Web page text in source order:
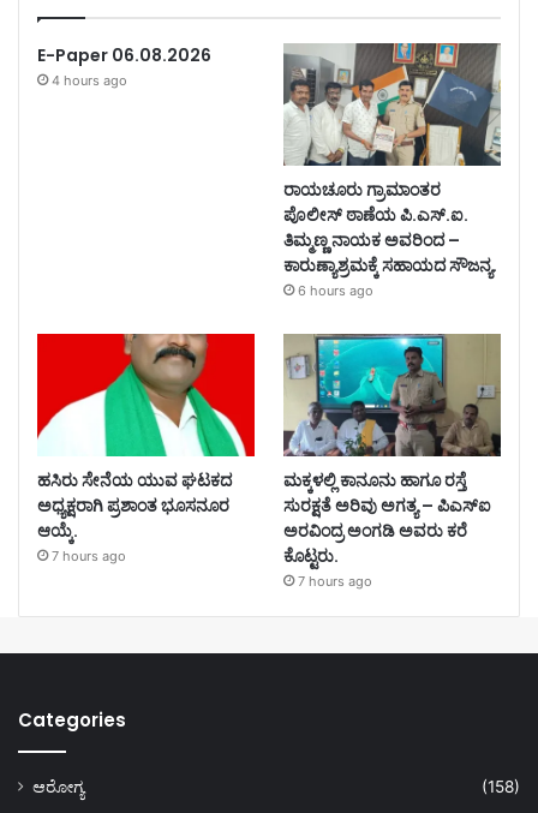
E-Paper 06.08.2026
4 hours ago
ರಾಯಚೂರು ಗ್ರಾಮಾಂತರ
ಪೊಲೀಸ್ ಠಾಣೆಯ ಪಿ.ಎಸ್.ಐ.
ತಿಮ್ಮಣ್ಣ ನಾಯಕ ಅವರಿಂದ –
ಕಾರುಣ್ಯಾಶ್ರಮಕ್ಕೆ ಸಹಾಯದ ಸೌಜನ್ಯ.
6 hours ago
ಹಸಿರು ಸೇನೆಯ ಯುವ ಘಟಕದ
ಅಧ್ಯಕ್ಷರಾಗಿ ಪ್ರಶಾಂತ ಭೂಸನೂರ
ಆಯ್ಕೆ.
7 hours ago
ಮಕ್ಕಳಲ್ಲಿ ಕಾನೂನು ಹಾಗೂ ರಸ್ತೆ
ಸುರಕ್ಷತೆ ಅರಿವು ಅಗತ್ಯ – ಪಿಎಸ್‌ಐ
ಅರವಿಂದ್ರ ಅಂಗಡಿ ಅವರು ಕರೆ
ಕೊಟ್ಟರು.
7 hours ago
Categories
ಆರೋಗ್ಯ
(158)